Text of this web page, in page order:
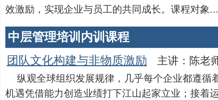
效激励，实现企业与员工的共同成长。课程对象
中层管理培训内训课程
团队文化构建与非物质激励 主讲：陈老
纵观全球组织发展规律，几乎每个企业都遵循
机遇凭借能力创造业绩打下江山起家立业；接着